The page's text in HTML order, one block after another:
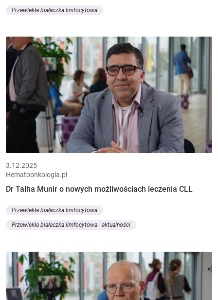
Przewlekła białaczka limfocytowa
3.12.2025
Hematoonkologia.pl
Dr Talha Munir o nowych możliwościach leczenia CLL
Przewlekła białaczka limfocytowa
Przewlekła białaczka limfocytowa - aktualności